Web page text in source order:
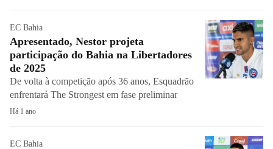
EC Bahia
Apresentado, Nestor projeta
participação do Bahia na Libertadores
de 2025
De volta à competição após 36 anos, Esquadrão
enfrentará The Strongest em fase preliminar
Há 1 ano
EC Bahia